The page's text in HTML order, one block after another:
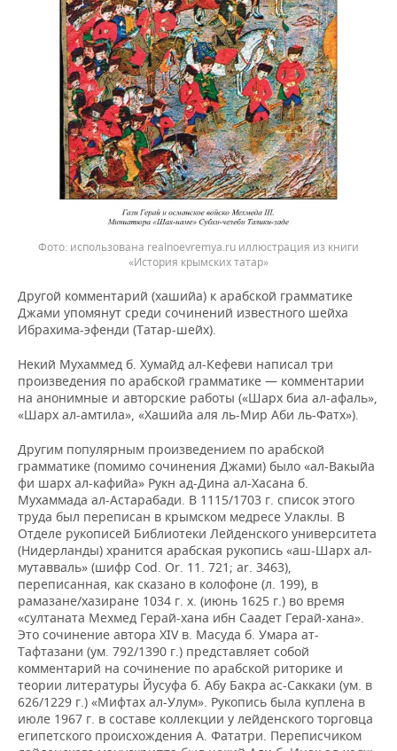
использована realnoevremya.ru иллюстрация из книги
«История крымских татар»
Другой комментарий (хашийа) к арабской грамматике
Джами упомянут среди сочинений известного шейха
Ибрахима-эфенди (Татар-шейх).
Некий Мухаммед б. Хумайд ал-Кефеви написал три
произведения по арабской грамматике — комментарии
на анонимные и авторские работы («Шарх биа ал-афаль»,
«Шарх ал-амтила», «Хашийа аля ль-Мир Аби ль-Фатх»).
Другим популярным произведением по арабской
грамматике (помимо сочинения Джами) было «ал-Вакыйа
фи шарх ал-кафийа» Рукн ад-Дина ал-Хасана б.
Мухаммада ал-Астарабади. В 1115/1703 г. список этого
труда был переписан в крымском медресе Улаклы. В
Отделе рукописей Библиотеки Лейденского университета
(Нидерланды) хранится арабская рукопись «аш-Шарх ал-
мутавваль» (шифр Cod. Or. 11. 721; ar. 3463),
переписанная, как сказано в колофоне (л. 199), в
рамазане/хазиране 1034 г. х. (июнь 1625 г.) во время
«султаната Мехмед Герай-хана ибн Саадет Герай-хана».
Это сочинение автора XIV в. Масуда б. Умара ат-
Тафтазани (ум. 792/1390 г.) представляет собой
комментарий на сочинение по арабской риторике и
теории литературы Йусуфа б. Абу Бакра ас-Саккаки (ум. в
626/1229 г.) «Мифтах ал-Улум». Рукопись была куплена в
июле 1967 г. в составе коллекции у лейденского торговца
египетского происхождения А. Фататри. Переписчиком